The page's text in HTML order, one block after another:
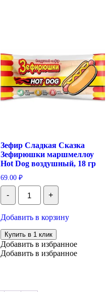
Зефир Сладкая Сказка
Зефирюшки маршмеллоу
Hot Dog воздушный, 18 гр
69.00 ₽
-
Количество
Зефир
Сладкая
Зефирюшки
маршмеллоу
Hot
Dog
воздушный,
+
Добавить в корзину
Купить в 1 клик
Добавить в избранное
Добавить в избранное